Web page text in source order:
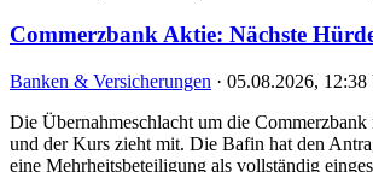
Commerzbank Aktie: Nächste
Banken & Versicherungen · 05.08.2026, 12:38
Die Übernahmeschlacht um die
und der Kurs zieht mit. Die Bafin hat den
eine Mehrheitsbeteiligung als vollständig